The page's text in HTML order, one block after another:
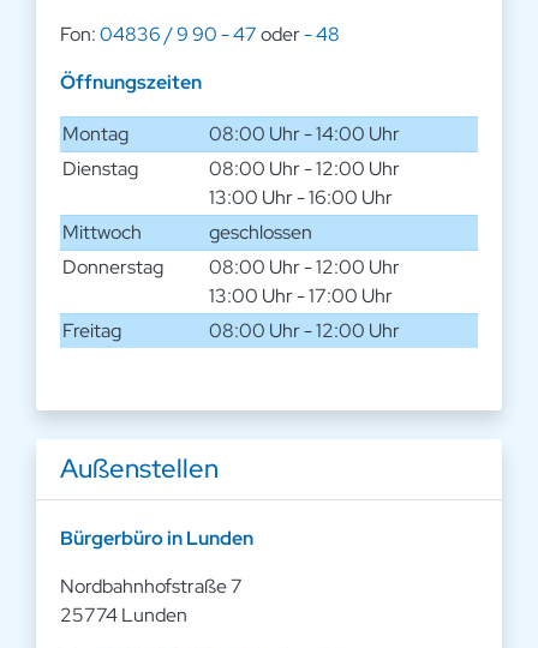
Fon:04836 / 9 90 - 47oder- 48
Öffnungszeiten
Montag
08:00 Uhr - 14:00 Uhr
Dienstag
08:00 Uhr - 12:00 Uhr
13:00 Uhr - 16:00 Uhr
Mittwoch
geschlossen
Donnerstag
08:00 Uhr - 12:00 Uhr
13:00 Uhr - 17:00 Uhr
Freitag
08:00 Uhr - 12:00 Uhr
Außenstellen
Bürgerbüro in Lunden
Nordbahnhofstraße 7
25774 Lunden